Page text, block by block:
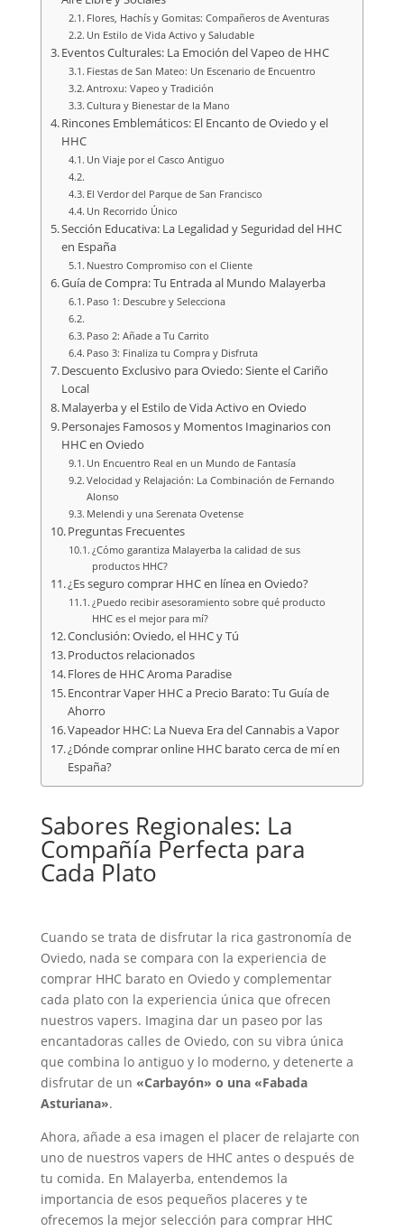
Flores, Hachís y Gomitas: Compañeros de Aventuras
Un Estilo de Vida Activo y Saludable
Eventos Culturales: La Emoción del Vapeo de HHC
Fiestas de San Mateo: Un Escenario de Encuentro
Antroxu: Vapeo y Tradición
Cultura y Bienestar de la Mano
Rincones Emblemáticos: El Encanto de Oviedo y el
HHC
Un Viaje por el Casco Antiguo
El Verdor del Parque de San Francisco
Un Recorrido Único
Sección Educativa: La Legalidad y Seguridad del HHC
en España
Nuestro Compromiso con el Cliente
Guía de Compra: Tu Entrada al Mundo Malayerba
Paso 1: Descubre y Selecciona
Paso 2: Añade a Tu Carrito
Paso 3: Finaliza tu Compra y Disfruta
Descuento Exclusivo para Oviedo: Siente el Cariño
Local
Malayerba y el Estilo de Vida Activo en Oviedo
Personajes Famosos y Momentos Imaginarios con
HHC en Oviedo
Un Encuentro Real en un Mundo de Fantasía
Velocidad y Relajación: La Combinación de Fernando
Alonso
Melendi y una Serenata Ovetense
Preguntas Frecuentes
¿Cómo garantiza Malayerba la calidad de sus
productos HHC?
¿Es seguro comprar HHC en línea en Oviedo?
¿Puedo recibir asesoramiento sobre qué producto
HHC es el mejor para mí?
Conclusión: Oviedo, el HHC y Tú
Productos relacionados
Flores de HHC Aroma Paradise
Encontrar Vaper HHC a Precio Barato: Tu Guía de
Ahorro
Vapeador HHC: La Nueva Era del Cannabis a Vapor
¿Dónde comprar online HHC barato cerca de mí en
España?
Sabores Regionales: La
Compañía Perfecta para
Cada Plato
Cuando se trata de disfrutar la rica gastronomía de
Oviedo, nada se compara con la experiencia de
comprar HHC barato en Oviedo y complementar
cada plato con la experiencia única que ofrecen
nuestros vapers. Imagina dar un paseo por las
encantadoras calles de Oviedo, con su vibra única
que combina lo antiguo y lo moderno, y detenerte a
disfrutar de un «Carbayón» o una «Fabada
Asturiana».
Ahora, añade a esa imagen el placer de relajarte con
uno de nuestros vapers de HHC antes o después de
tu comida. En Malayerba, entendemos la
importancia de esos pequeños placeres y te
ofrecemos la mejor selección para comprar HHC